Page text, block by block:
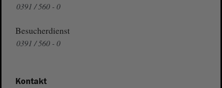
0391 / 560 - 0
Besucherdienst
0391 / 560 - 0
Kontakt